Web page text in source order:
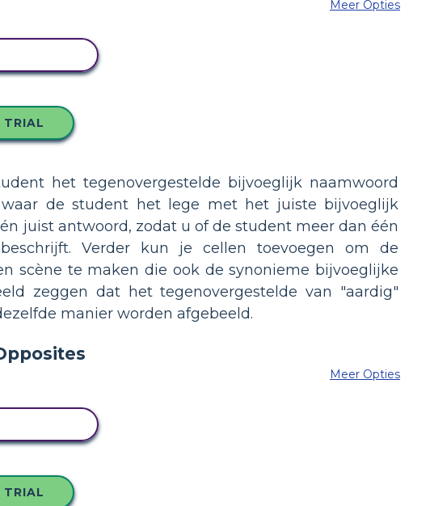
Meer Opties
TRIAL
het tegenovergestelde bijvoeglijk naamwoord
de student het lege met het juiste bijvoeglijk
juist antwoord, zodat u of de student meer dan één
Verder kun je cellen toevoegen om de
scène te maken die ook de synonieme bijvoeglijke
zeggen dat het tegenovergestelde van "aardig"
manier worden afgebeeld.
Meer Opties
TRIAL